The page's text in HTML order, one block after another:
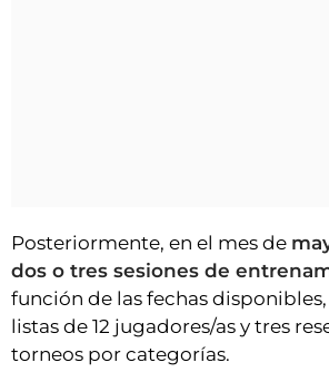
Posteriormente, en el mes de
dos o tres sesiones de
función de las fechas disponibles,
listas de 12 jugadores/as y tres
torneos por categorías.